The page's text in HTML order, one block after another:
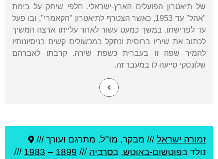
של תיאטרון הפועלים הארץ-ישראלי. חלפי שיחק על בימת
"אהל" עד 1953, כאשר הצטרף לתיאטרון "הקאמרי", ובו פעל
עד לפרישתו. במשך כמעט עשור לאחר עלייתו ארצה המשיך
לכתוב את שיריו ברוסית ונתקל במכשולים קשים בניסיונותיו
להמיר שפה זו בעברית כשפת שירה. קרבתו לאברהם
שלונסקי סייעה לו במעבר זה.
זמורה ישראל/// מבקר, מו''ל, מתרגם ועורך ///
נולד בפוטשום-באוטש, בסרביה ///
1899
–
1983
///